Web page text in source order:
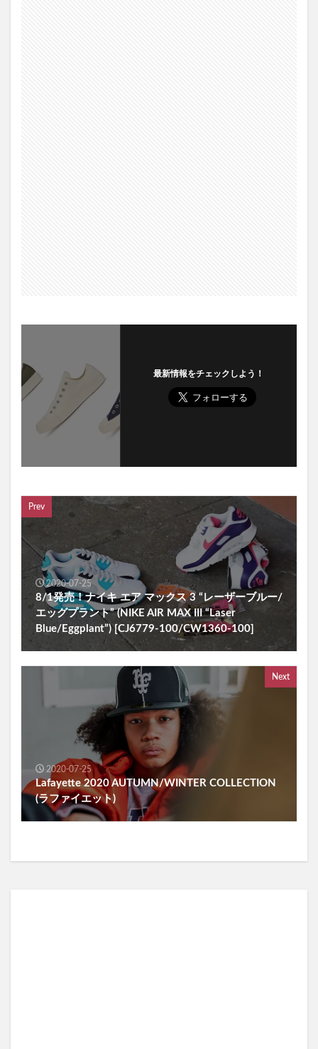
最新情報をチェックしよう！
Prev
2020-07-25
8/1発売！ナイキ エア マックス 3 “レーザーブルー/
エッグプラント” (NIKE AIR MAX III “Laser
Blue/Eggplant”) [CJ6779-100/CW1360-100]
Next
2020-07-25
Lafayette 2020 AUTUMN/WINTER COLLECTION
(ラファイエット)